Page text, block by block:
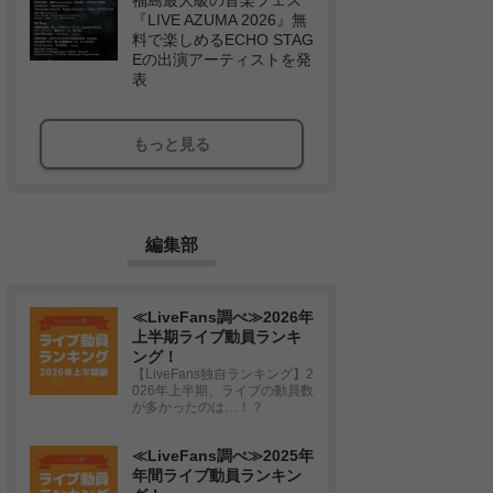
『LIVE AZUMA 2026』無
料で楽しめるECHO STAG
Eの出演アーティストを発
表
もっと見る
編集部
≪LiveFans調べ≫2026年
上半期ライブ動員ランキ
ング！
【LiveFans独自ランキング】2
026年上半期、ライブの動員数
が多かったのは…！？
≪LiveFans調べ≫2025年
年間ライブ動員ランキン